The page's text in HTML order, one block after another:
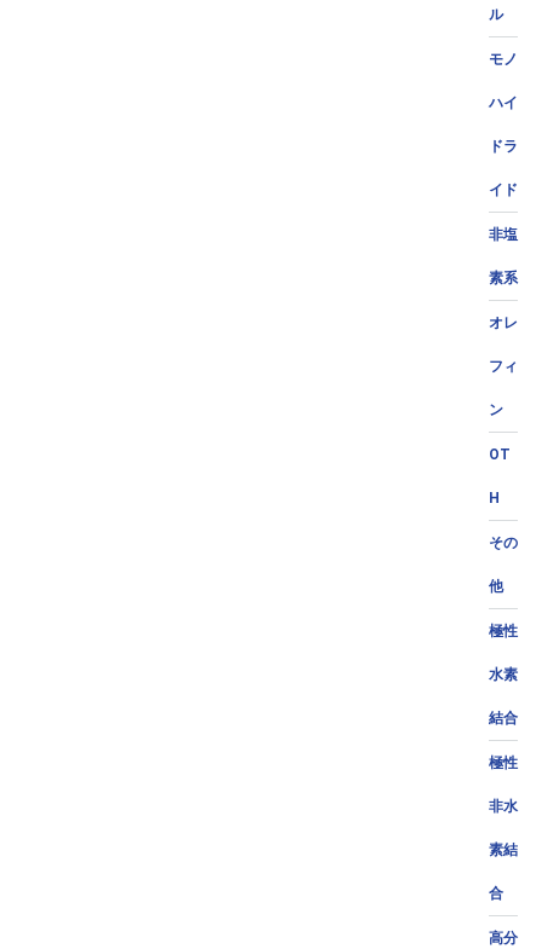
ル
モノ
ハイ
ドラ
イド
非塩
素系
オレ
フィ
ン
OT
H
その
他
極性
水素
結合
極性
非水
素結
合
高分